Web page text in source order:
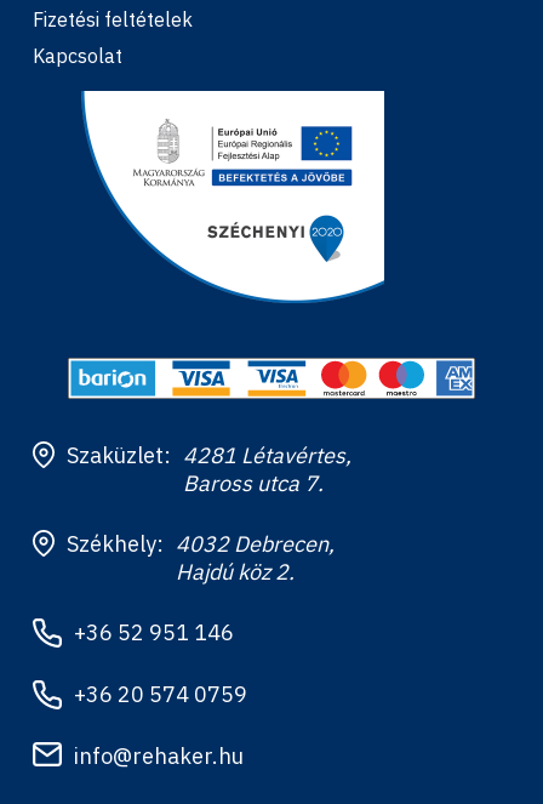
Fizetési feltételek
Kapcsolat
Szaküzlet: 4281 Létavértes,
Baross utca 7.
Székhely: 4032 Debrecen,
Hajdú köz 2.
+36 52 951 146
+36 20 574 0759
info@rehaker.hu